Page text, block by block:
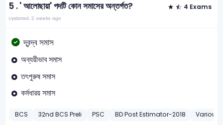
5 .' আলোছায়া' পদটি কোন সমাসের অন্তর্গত? 4 Exams
Updated: 2 weeks ago
দ্বন্দ্ব সমাস
অব্যয়ীভাব সমাস
তৎপুরুষ সমাস
কর্মধারয় সমাস
BCS 32nd BCS Preli PSC BD Post Estimator-2018 Various